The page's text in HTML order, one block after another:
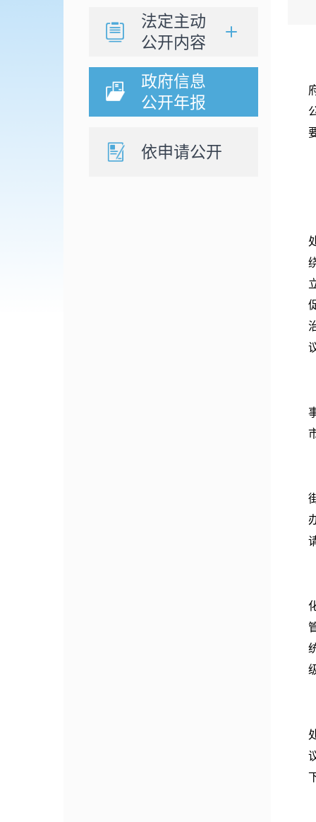
法定主动
公开内容
政府信息
公开年报
依申请公开